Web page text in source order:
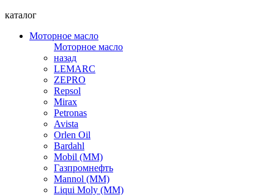
каталог
Моторное масло
Моторное масло
назад
LEMARC
ZEPRO
Repsol
Mirax
Petronas
Avista
Orlen Oil
Bardahl
Mobil (ММ)
Газпромнефть
Mannol (ММ)
Liqui Moly (ММ)